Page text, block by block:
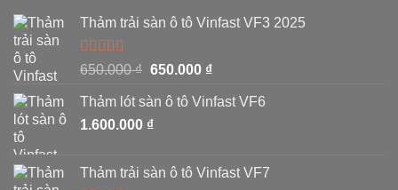
Thảm trải sàn ô tô Vinfast VF3 2025
Được xếp
sao
650.000₫ 650.000 ₫
Thảm lót sàn ô tô Vinfast VF6
1.600.000 ₫
Thảm trải sàn ô tô Vinfast VF7